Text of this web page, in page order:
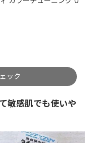
ック
敏感肌でも使いや